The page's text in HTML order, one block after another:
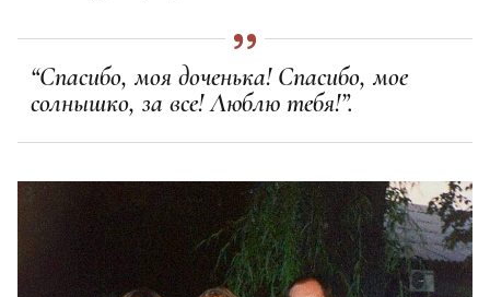
“Спасибо, моя доченька! Спасибо, мое
солнышко, за все! Люблю тебя!”.